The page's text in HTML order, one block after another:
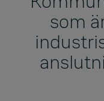
som